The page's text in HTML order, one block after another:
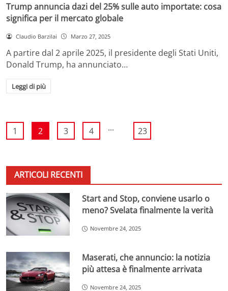
Trump annuncia dazi del 25% sulle auto importate: cosa
significa per il mercato globale
Claudio Barzilai Marzo 27, 2025
A partire dal 2 aprile 2025, il presidente degli Stati Uniti,
Donald Trump, ha annunciato…
Leggi di più
1 2 3 4 ... 23
ARTICOLI RECENTI
Start and Stop, conviene usarlo o
meno? Svelata finalmente la verità
Novembre 24, 2025
Maserati, che annuncio: la notizia
più attesa è finalmente arrivata
Novembre 24, 2025